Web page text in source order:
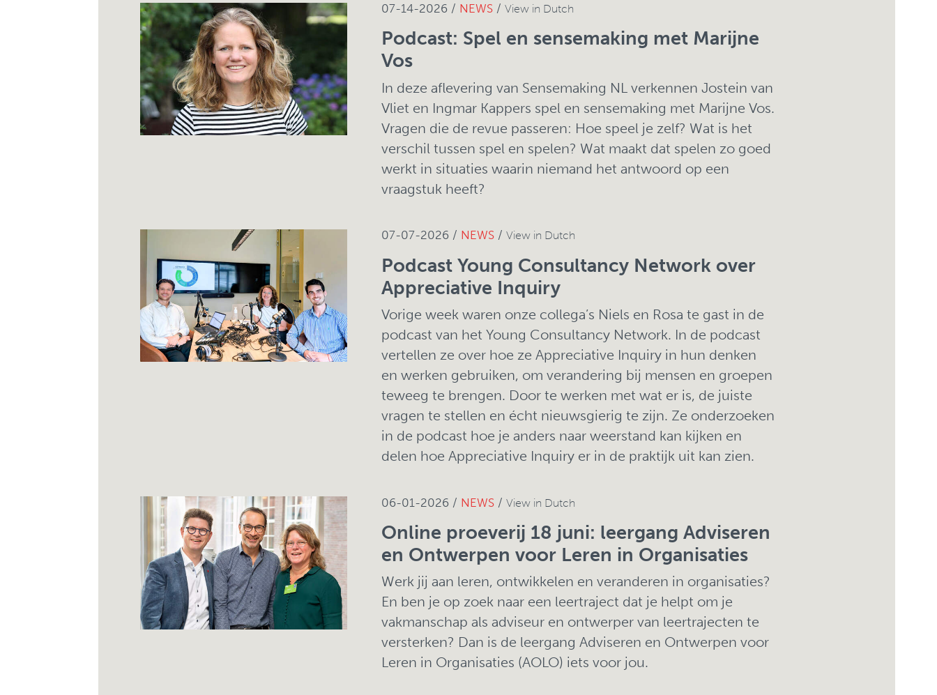
07-14-2026 / NEWS / View in Dutch
Podcast: Spel en sensemaking met Marijne
Vos
In deze aflevering van Sensemaking NL verkennen Jostein van
Vliet en Ingmar Kappers spel en sensemaking met Marijne Vos.
Vragen die de revue passeren: Hoe speel je zelf? Wat is het
verschil tussen spel en spelen? Wat maakt dat spelen zo goed
werkt in situaties waarin niemand het antwoord op een
vraagstuk heeft?
07-07-2026 / NEWS / View in Dutch
Podcast Young Consultancy Network over
Appreciative Inquiry
Vorige week waren onze collega’s Niels en Rosa te gast in de
podcast van het Young Consultancy Network. In de podcast
vertellen ze over hoe ze Appreciative Inquiry in hun denken
en werken gebruiken, om verandering bij mensen en groepen
teweeg te brengen. Door te werken met wat er is, de juiste
vragen te stellen en écht nieuwsgierig te zijn. Ze onderzoeken
in de podcast hoe je anders naar weerstand kan kijken en
delen hoe Appreciative Inquiry er in de praktijk uit kan zien.
06-01-2026 / NEWS / View in Dutch
Online proeverij 18 juni: leergang Adviseren
en Ontwerpen voor Leren in Organisaties
Werk jij aan leren, ontwikkelen en veranderen in organisaties?
En ben je op zoek naar een leertraject dat je helpt om je
vakmanschap als adviseur en ontwerper van leertrajecten te
versterken? Dan is de leergang Adviseren en Ontwerpen voor
Leren in Organisaties (AOLO) iets voor jou.